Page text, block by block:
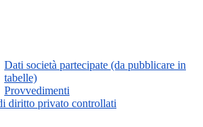
Dati società partecipate (da pubblicare in
tabelle)
Provvedimenti
diritto privato controllati